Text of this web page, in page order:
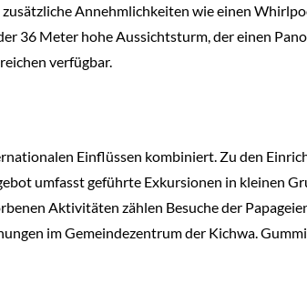
Annehmlichkeiten wie einen
36 Meter hohe Aussichtsturm, der einen
verfügbar.
Einflüssen kombiniert. Zu den
umfasst geführte Exkursionen in kleinen
Aktivitäten zählen Besuche der
im Gemeindezentrum der Kichwa.